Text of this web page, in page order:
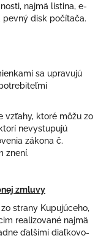
najmä listina, e-
pevný disk počítača.
sa upravujú
vzťahy, ktoré môžu zo
nevystupujú
zákona č.
znení.
zmluvy
strany Kupujúceho,
realizované najmä
ďalšími diaľkovo-